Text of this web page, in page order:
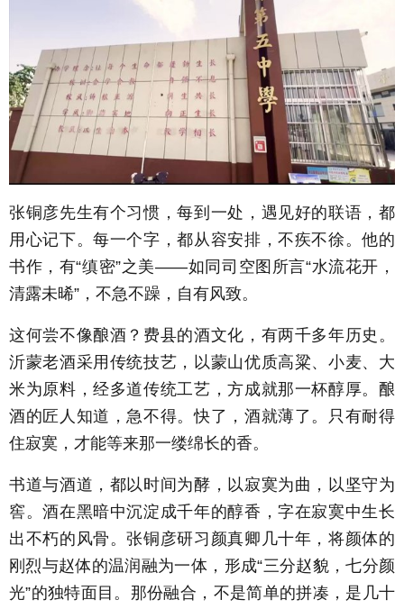
张铜彦先生有个习惯，每到一处，遇见好的联语，都
用心记下。每一个字，都从容安排，不疾不徐。他的
书作，有“缜密”之美——如同司空图所言“水流花开，
清露未晞”，不急不躁，自有风致。
这何尝不像酿酒？费县的酒文化，有两千多年历史。
沂蒙老酒采用传统技艺，以蒙山优质高粱、小麦、大
米为原料，经多道传统工艺，方成就那一杯醇厚。酿
酒的匠人知道，急不得。快了，酒就薄了。只有耐得
住寂寞，才能等来那一缕绵长的香。
书道与酒道，都以时间为酵，以寂寞为曲，以坚守为
窖。酒在黑暗中沉淀成千年的醇香，字在寂寞中生长
出不朽的风骨。张铜彦研习颜真卿几十年，将颜体的
刚烈与赵体的温润融为一体，形成“三分赵貌，七分颜
光”的独特面目。那份融合，不是简单的拼凑，是几十